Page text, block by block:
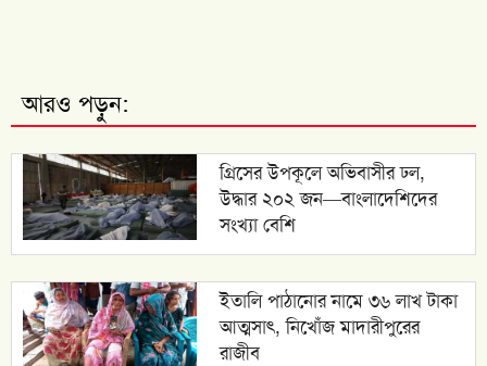
আরও পড়ুন:
গ্রিসের উপকূলে অভিবাসীর ঢল,
উদ্ধার ২০২ জন—বাংলাদেশিদের
সংখ্যা বেশি
ইতালি পাঠানোর নামে ৩৬ লাখ টাকা
আত্মসাৎ, নিখোঁজ মাদারীপুরের
রাজীব